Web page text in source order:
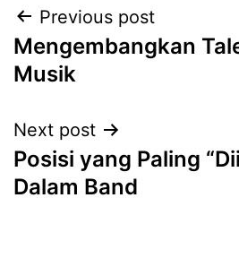
Post
navigation
Previous post
Mengembangkan
Musik
Next post
Posisi yang Paling
Dalam Band